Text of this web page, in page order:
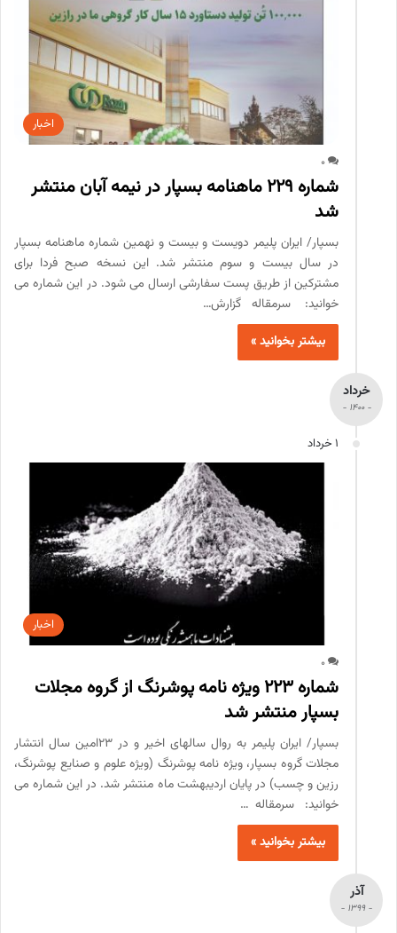
اخبار
0
شماره 229 ماهنامه بسپار در نیمه آبان منتشر
شد
بسپار/ ایران پلیمر دویست و بیست و نهمین شماره ماهنامه بسپار
در سال بیست و سوم منتشر شد. این نسخه صبح فردا برای
مشترکین از طریق پست سفارشی ارسال می شود. در این شماره می
خوانید: سرمقاله گزارش…
بیشتر بخوانید »
خرداد
- 1400 -
1 خرداد
اخبار
0
شماره 223 ویژه نامه پوشرنگ از گروه مجلات
بسپار منتشر شد
بسپار/ ایران پلیمر به روال سالهای اخیر و در 23امین سال انتشار
مجلات گروه بسپار، ویژه نامه پوشرنگ (ویژه علوم و صنایع پوشرنگ،
رزین و چسب) در پایان اردیبهشت ماه منتشر شد. در این شماره می
خوانید: سرمقاله …
بیشتر بخوانید »
آذر
- 1399 -